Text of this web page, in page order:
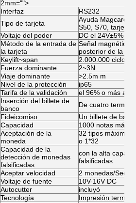
2mm="">
Interfaz
RS232
Tipo de tarjeta
Ayuda Magcard,
S50, S70, tarjeta
Voltaje del poder
DC el 24V±5%
Método de la entrada de
la tarjeta
Señal magnética,
posterior de la
Keylift~span
2.000.000 ciclos
Fuerza dominante
2~3N
Viaje dominante
>2.5m m
Nivel de la protección
ip65
Tarifa de la validación
el 96% o más alto
Inserción del billete de
banco
De cuatro
Fideicomiso
Un billete de
Capacidad
1000 notas
Aceptación de la
moneda
32 tipos máximos
o 1*32
Capacidad de la
detección de monedas
falsificadas
con la alta
falsificadas
Aceptar velocidad
2 monedas/Sec
Voltaje de fuente
10V-16V DC
Autocutter
incluyó
Tecnología
Impresión termal